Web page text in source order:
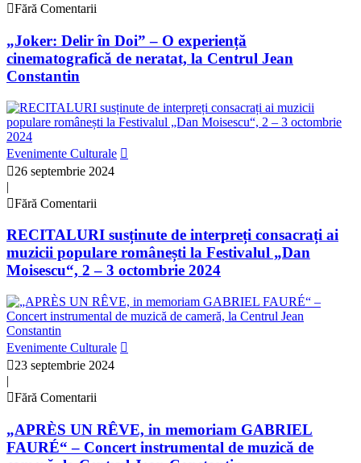
Fără Comentarii
„Joker: Delir în Doi” – O experiență
cinematografică de neratat, la Centrul Jean
Constantin
Evenimente Culturale
26 septembrie 2024
|
Fără Comentarii
RECITALURI susținute de interpreți consacrați ai
muzicii populare românești la Festivalul „Dan
Moisescu“, 2 – 3 octombrie 2024
Evenimente Culturale
23 septembrie 2024
|
Fără Comentarii
„APRÈS UN RÊVE, in memoriam GABRIEL
FAURÉ“ – Concert instrumental de muzică de